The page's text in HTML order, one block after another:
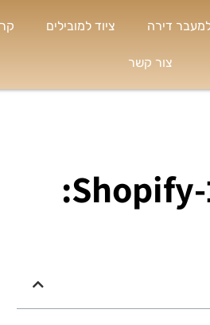
דירה ציוד למובילים
צור קשר
המונחים החשובים בשילוח סחורה ב-Shopify:
"היה
שלא